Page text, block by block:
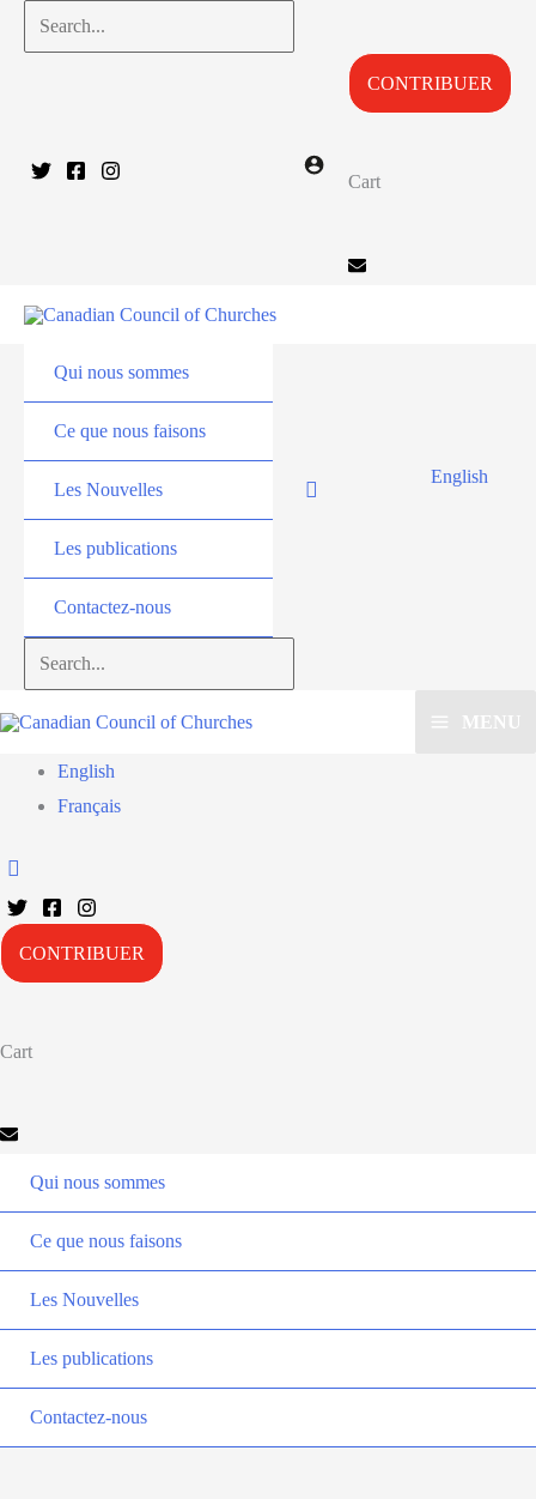
Search...
CONTRIBUER
Cart
Qui nous sommes
Ce que nous faisons
Les Nouvelles
Les publications
Contactez-nous
English
Search...
MENU
English
Français
CONTRIBUER
Cart
Qui nous sommes
Ce que nous faisons
Les Nouvelles
Les publications
Contactez-nous